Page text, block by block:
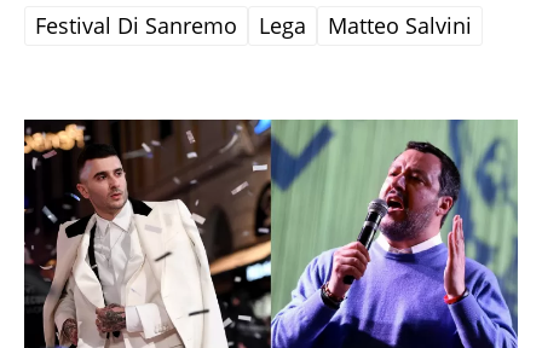
Festival Di Sanremo Lega Matteo Salvini